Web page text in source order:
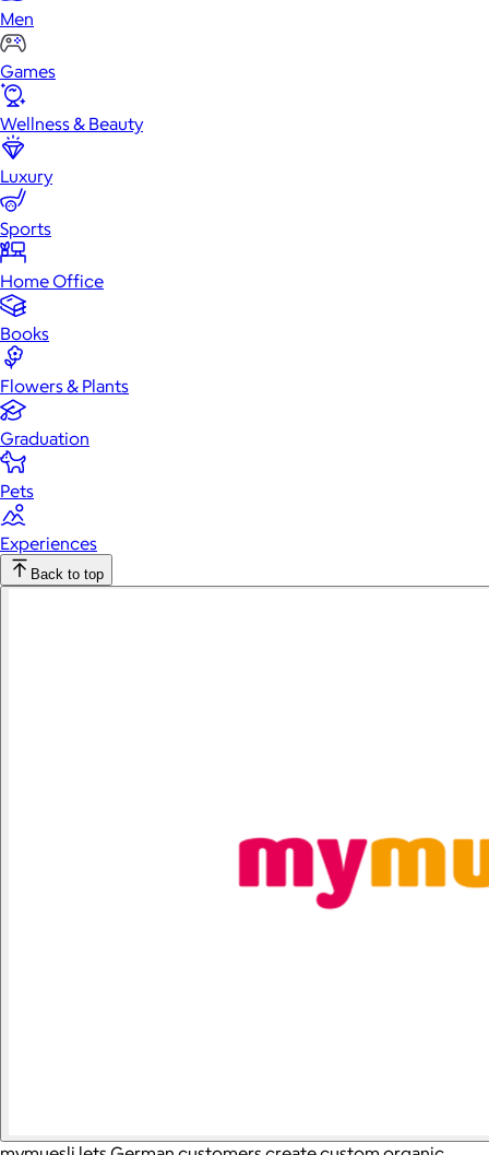
Men
Games
Wellness & Beauty
Luxury
Sports
Home Office
Books
Flowers & Plants
Graduation
Pets
Experiences
Back to top